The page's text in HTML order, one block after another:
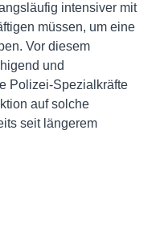
intensiver mit
müssen, um eine
Vor diesem
und
Polizei-Spezialkräfte
auf solche
seit längerem